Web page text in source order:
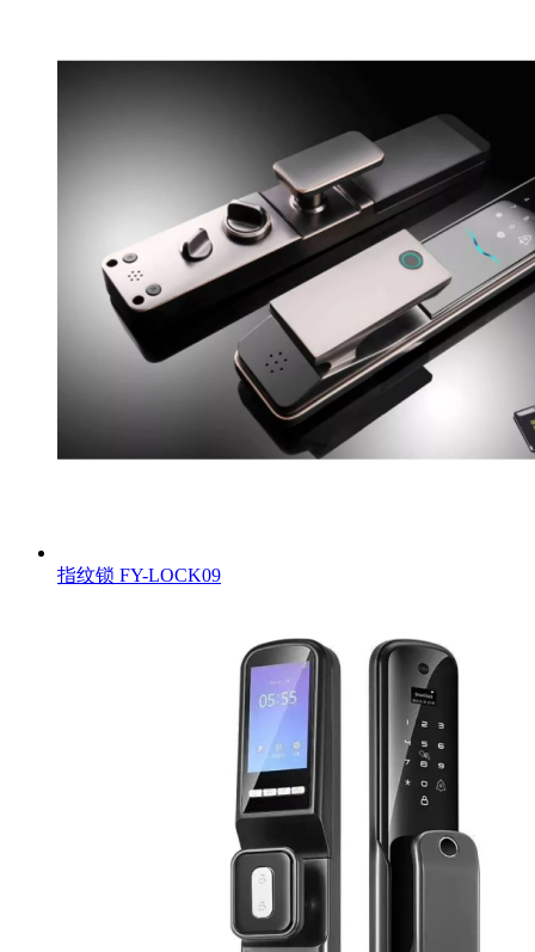
指纹锁 FY-LOCK09